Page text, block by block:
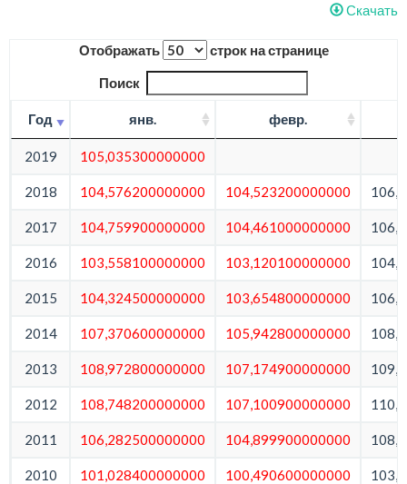
Скачать
Отображать строк на странице
Поиск
Год янв. февр.
2019 105,035300000000
2018 104,576200000000 104,523200000000
2017 104,759900000000 104,461000000000
2016 103,558100000000 103,120100000000
2015 104,324500000000 103,654800000000
2014 107,370600000000 105,942800000000
2013 108,972800000000 107,174900000000
2012 108,748200000000 107,100900000000
2011 106,282500000000 104,899900000000
2010 101,028400000000 100,490600000000